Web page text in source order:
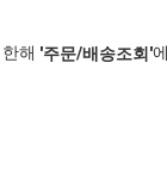
해 '주문/배송조회'